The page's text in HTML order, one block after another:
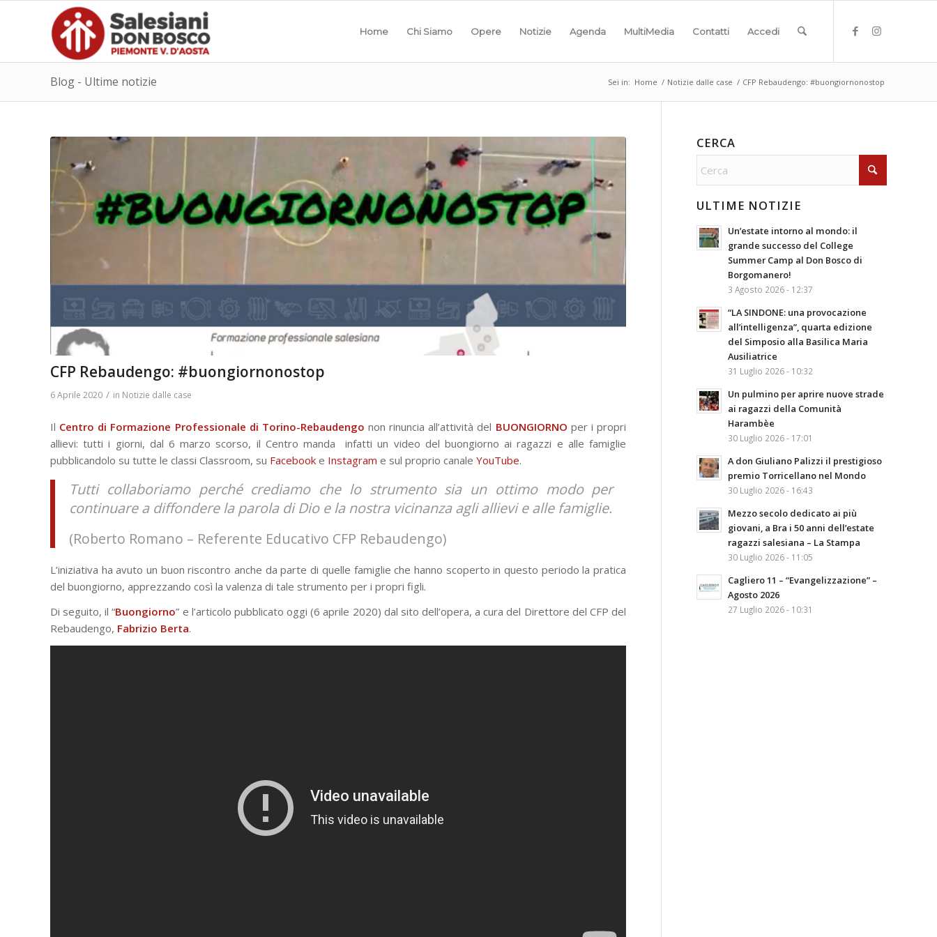
Home Chi Siamo Opere Notizie Agenda MultiMedia Contatti Accedi
Blog - Ultime notizie Sei in: Home / Notizie dalle case / CFP Rebaudengo: #buongiornonostop
CFP Rebaudengo: #buongiornonostop
6 Aprile 2020 / in Notizie dalle case
Il Centro di Formazione Professionale di Torino-Rebaudengo non rinuncia all’attività del BUONGIORNO per i propri
allievi: tutti i giorni, dal 6 marzo scorso, il Centro manda infatti un video del buongiorno ai ragazzi e alle famiglie
pubblicandolo su tutte le classi Classroom, su Facebook e Instagram e sul proprio canale YouTube.
Tutti collaboriamo perché crediamo che lo strumento sia un ottimo modo per
continuare a diffondere la parola di Dio e la nostra vicinanza agli allievi e alle famiglie.
(Roberto Romano – Referente Educativo CFP Rebaudengo)
L’iniziativa ha avuto un buon riscontro anche da parte di quelle famiglie che hanno scoperto in questo periodo la pratica
del buongiorno, apprezzando così la valenza di tale strumento per i propri figli.
Di seguito, il “Buongiorno” e l’articolo pubblicato oggi (6 aprile 2020) dal sito dell’opera, a cura del Direttore del CFP del
Rebaudengo, Fabrizio Berta.
CERCA
ULTIME NOTIZIE
Un’estate intorno al mondo: il
grande successo del College
Summer Camp al Don Bosco di
Borgomanero!
3 Agosto 2026 - 12:37
“LA SINDONE: una provocazione
all’intelligenza”, quarta edizione
del Simposio alla Basilica Maria
Ausiliatrice
31 Luglio 2026 - 10:32
Un pulmino per aprire nuove strade
ai ragazzi della Comunità
Harambèe
30 Luglio 2026 - 17:01
A don Giuliano Palizzi il prestigioso
premio Torricellano nel Mondo
30 Luglio 2026 - 16:43
Mezzo secolo dedicato ai più
giovani, a Bra i 50 anni dell’estate
ragazzi salesiana – La Stampa
30 Luglio 2026 - 11:05
Cagliero 11 – “Evangelizzazione” –
Agosto 2026
27 Luglio 2026 - 10:31